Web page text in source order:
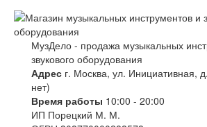
МузДело - продажа музыкальных
звукового оборудования
Адрес г. Москва, ул. Инициативная,
нет)
Время работы 10:00 - 20:00
ИП Порецкий М. М.